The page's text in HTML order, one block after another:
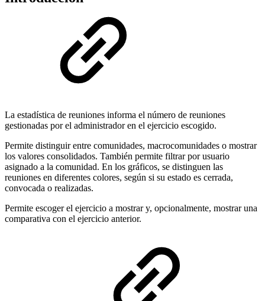
La estadística de reuniones informa el número de reuniones
gestionadas por el administrador en el ejercicio escogido.
Permite distinguir entre comunidades, macrocomunidades o mostrar
los valores consolidados. También permite filtrar por usuario
asignado a la comunidad. En los gráficos, se distinguen las
reuniones en diferentes colores, según si su estado es cerrada,
convocada o realizadas.
Permite escoger el ejercicio a mostrar y, opcionalmente, mostrar una
comparativa con el ejercicio anterior.